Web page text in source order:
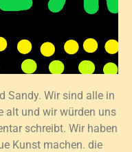
Sandy. Wir sind alle in
alt und wir würden uns
schreibt. Wir haben
Kunst machen. die